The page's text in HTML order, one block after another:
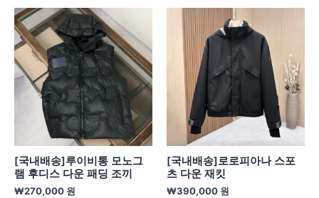
[국내배송]루이비통 모노그
램 후디스 다운 패딩 조끼
₩270,000 원
[국내배송]로로피아나 스포
츠 다운 재킷
₩390,000 원